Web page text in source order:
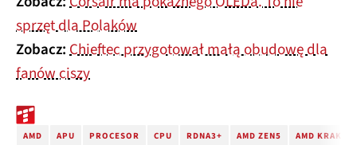
sprzęt dla Polaków
Zobacz:Chieftec przygotował małą obudowę dla
fanów ciszy
AMD APU PROCESOR CPU RDNA3+ AMD ZEN5 AMD